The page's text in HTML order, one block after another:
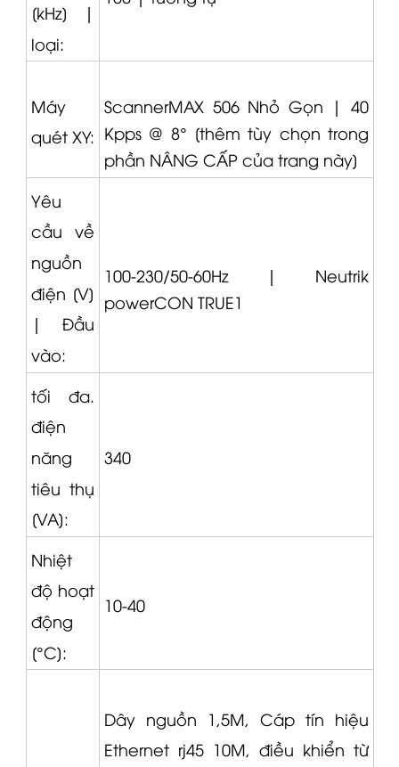
[kHz] |
loại:
Máy
quét XY:
ScannerMAX 506 Nhỏ Gọn | 40
Kpps @ 8° [thêm tùy chọn trong
phần NÂNG CẤP của trang này]
Yêu
cầu về
nguồn
điện [V]
| Đầu
vào:
100-230/50-60Hz | Neutrik
powerCON TRUE1
tối đa.
điện
năng
tiêu thụ
[VA]:
340
Nhiệt
độ hoạt
động
[°C]:
10-40
Dây nguồn 1,5M, Cáp tín hiệu
Ethernet rj45 10M, điều khiển từ